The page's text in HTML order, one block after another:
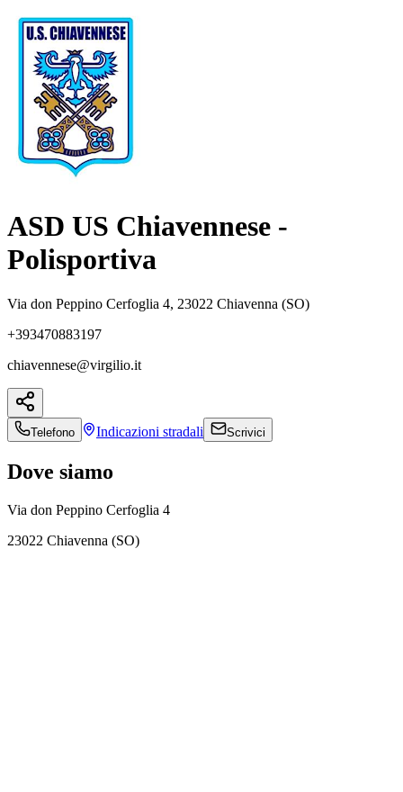
ASD US Chiavennese -
Polisportiva
Via don Peppino Cerfoglia 4, 23022 Chiavenna (SO)
+393470883197
chiavennese@virgilio.it
Telefono Indicazioni stradali Scrivici
Dove siamo
Via don Peppino Cerfoglia 4
23022 Chiavenna (SO)